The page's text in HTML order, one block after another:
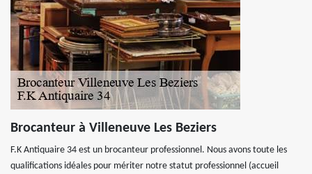
Brocanteur à Villeneuve Les Beziers
F.K Antiquaire 34 est un brocanteur professionnel. Nous avons toute les
qualifications idéales pour mériter notre statut professionnel (accueil